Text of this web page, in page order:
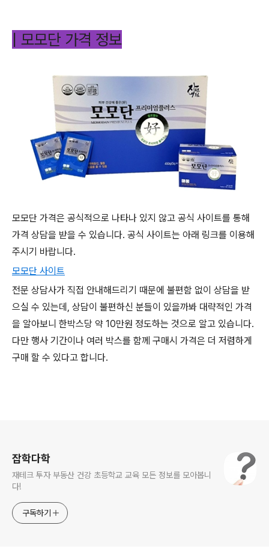
| 모모단 가격 정보
모모단 가격은 공식적으로 나타나 있지 않고 공식 사이트를 통해
가격 상담을 받을 수 있습니다. 공식 사이트는 아래 링크를 이용해
주시기 바랍니다.
모모단 사이트
전문 상담사가 직접 안내해드리기 때문에 불편함 없이 상담을 받
으실 수 있는데, 상담이 불편하신 분들이 있을까봐 대략적인 가격
을 알아보니 한박스당 약 10만원 정도하는 것으로 알고 있습니다.
다만 행사 기간이나 여러 박스를 함께 구매시 가격은 더 저렴하게
구매 할 수 있다고 합니다.
잡학다학
재테크 투자 부동산 건강 초등학교 교육 모든 정보를 모아봅니
다!
구독하기